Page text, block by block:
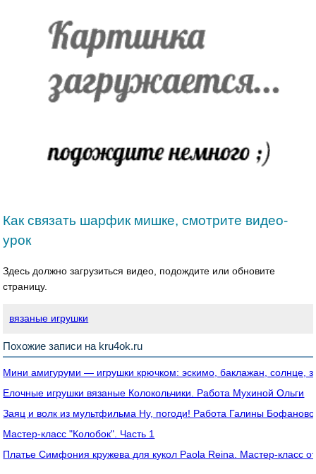
Как связать шарфик мишке, смотрите видео-
урок
Здесь должно загрузиться видео, подождите или обновите
страницу.
вязаные игрушки
Похожие записи на kru4ok.ru
Мини амигуруми — игрушки крючком: эскимо, баклажан, солнце,
Елочные игрушки вязаные Колокольчики. Работа Мухиной Ольги
Заяц и волк из мультфильма Ну, погоди! Работа Галины
Мастер-класс "Колобок". Часть 1
Платье Симфония кружева для кукол Paola Reina. Мастер-класс